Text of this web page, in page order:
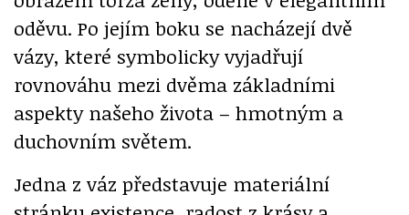
oděvu. Po jejím boku se nacházejí dvě
vázy, které symbolicky vyjadřují
rovnováhu mezi dvěma základními
aspekty našeho života – hmotným a
duchovním světem.
Jedna z váz představuje materiální